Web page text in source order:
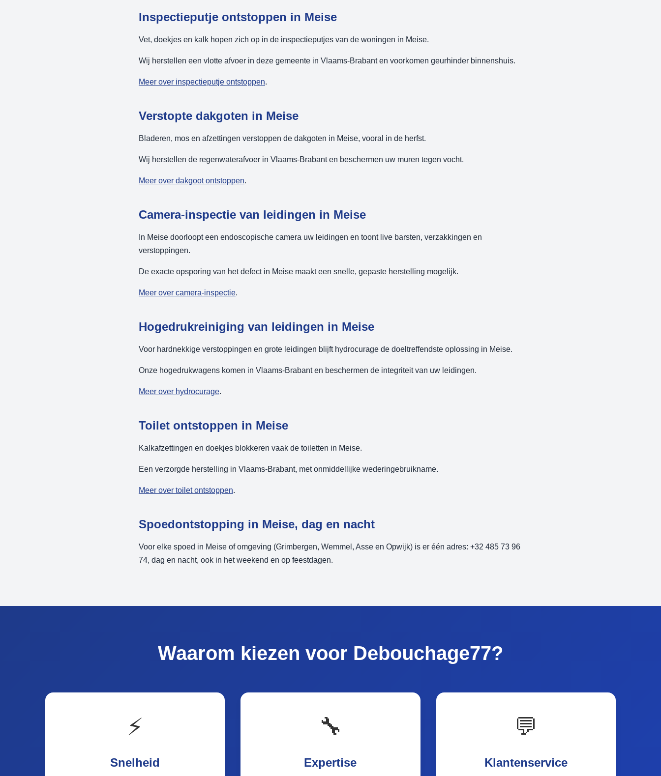
Inspectieputje ontstoppen in Meise
Vet, doekjes en kalk hopen zich op in de inspectieputjes van de woningen in Meise.
Wij herstellen een vlotte afvoer in deze gemeente in Vlaams-Brabant en voorkomen geurhinder binnenshuis.
Meer over inspectieputje ontstoppen.
Verstopte dakgoten in Meise
Bladeren, mos en afzettingen verstoppen de dakgoten in Meise, vooral in de herfst.
Wij herstellen de regenwaterafvoer in Vlaams-Brabant en beschermen uw muren tegen vocht.
Meer over dakgoot ontstoppen.
Camera-inspectie van leidingen in Meise
In Meise doorloopt een endoscopische camera uw leidingen en toont live barsten, verzakkingen en
verstoppingen.
De exacte opsporing van het defect in Meise maakt een snelle, gepaste herstelling mogelijk.
Meer over camera-inspectie.
Hogedrukreiniging van leidingen in Meise
Voor hardnekkige verstoppingen en grote leidingen blijft hydrocurage de doeltreffendste oplossing in Meise.
Onze hogedrukwagens komen in Vlaams-Brabant en beschermen de integriteit van uw leidingen.
Meer over hydrocurage.
Toilet ontstoppen in Meise
Kalkafzettingen en doekjes blokkeren vaak de toiletten in Meise.
Een verzorgde herstelling in Vlaams-Brabant, met onmiddellijke wederingebruikname.
Meer over toilet ontstoppen.
Spoedontstopping in Meise, dag en nacht
Voor elke spoed in Meise of omgeving (Grimbergen, Wemmel, Asse en Opwijk) is er één adres: +32 485 73 96
74, dag en nacht, ook in het weekend en op feestdagen.
Waarom kiezen voor Debouchage77?
⚡
Snelheid
🔧
Expertise
💬
Klantenservice